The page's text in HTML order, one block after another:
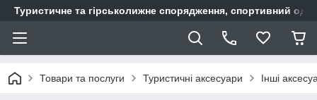
Туристичне та гірськолижне спорядження, спортивний
Товари та послуги Туристичні аксесуари Інші